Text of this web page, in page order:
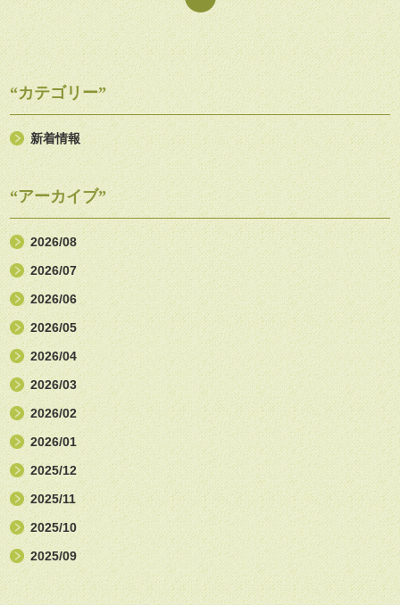
“カテゴリー”
新着情報
“アーカイブ”
2026/08
2026/07
2026/06
2026/05
2026/04
2026/03
2026/02
2026/01
2025/12
2025/11
2025/10
2025/09